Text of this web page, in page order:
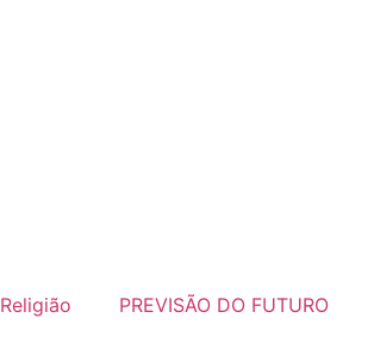
Religião PREVISÃO DO FUTURO